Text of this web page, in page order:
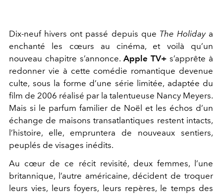
Dix-neuf hivers ont passé depuis que The Holidaya
enchanté les cœurs au cinéma, et voilà qu’un
nouveau chapitre s’annonce. Apple TV+ s’apprête à
redonner vie à cette comédie romantique devenue
culte, sous la forme d’une série limitée, adaptée du
film de 2006 réalisé par la talentueuse Nancy Meyers.
Mais si le parfum familier de Noël et les échos d’un
échange de maisons transatlantiques restent intacts,
l’histoire, elle, empruntera de nouveaux sentiers,
peuplés de visages inédits.
Au cœur de ce récit revisité, deux femmes, l’une
britannique, l’autre américaine, décident de troquer
leurs vies, leurs foyers, leurs repères, le temps des